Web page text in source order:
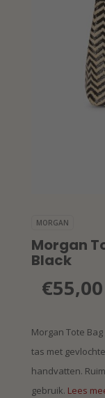
MORGAN
Morgan
Black
€55,00
Morgan Tote
tas met
handvatten.
gebruik. Lees